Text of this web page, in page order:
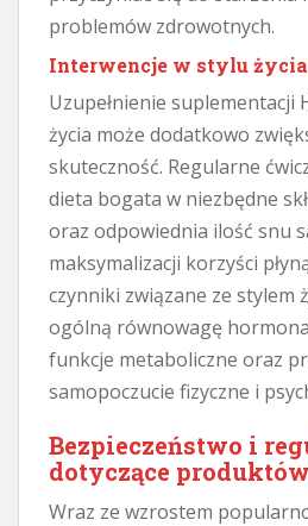
problemów zdrowotnych.
Interwencje w stylu życia
Uzupełnienie suplementacji
życia może dodatkowo
skuteczność. Regularne
dieta bogata w niezbędne
oraz odpowiednia ilość snu
maksymalizacji korzyści
czynniki związane ze stylem
ogólną równowagę
funkcje metaboliczne oraz
samopoczucie fizyczne i
Bezpieczeństwo i
dotyczące
Wraz ze wzrostem